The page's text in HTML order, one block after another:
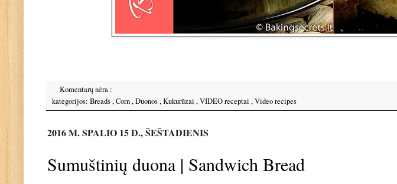
Komentarų nėra :
kategorijos: Breads,Corn,Duonos,Kukurūzai ,VIDEO receptai ,Video recipes
2016 M. SPALIO 15 D., ŠEŠTADIENIS
Sumuštinių duona | Sandwich Bread